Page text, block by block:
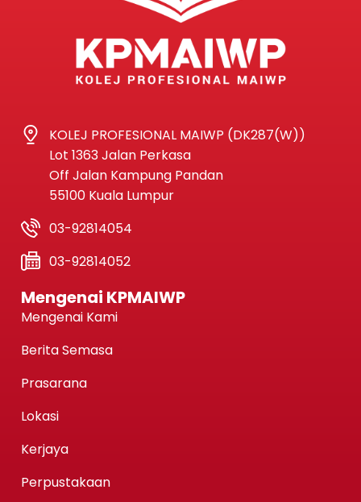
KOLEJ PROFESIONAL MAIWP (DK287(W))
Lot 1363 Jalan Perkasa
Off Jalan Kampung Pandan
55100 Kuala Lumpur
03-92814054
03-92814052
Mengenai KPMAIWP
Mengenai Kami
Berita Semasa
Prasarana
Lokasi
Kerjaya
Perpustakaan